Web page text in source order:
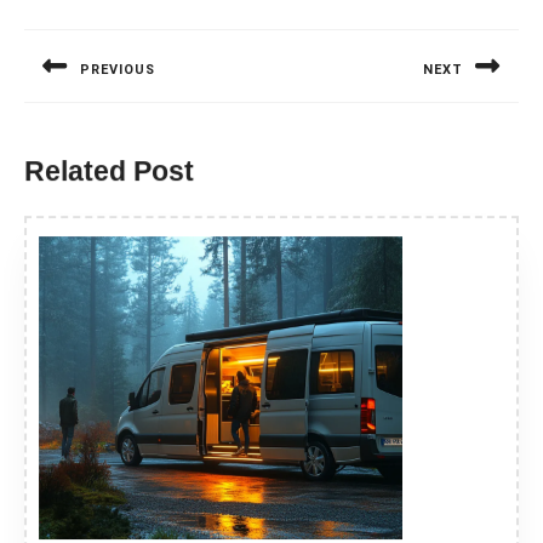
PREVIOUS NEXT
Related Post